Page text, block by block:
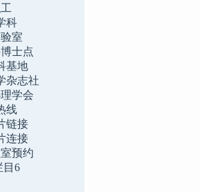
科
室
士点
基地
杂志社
学会
线
链接
连接
预约
目6